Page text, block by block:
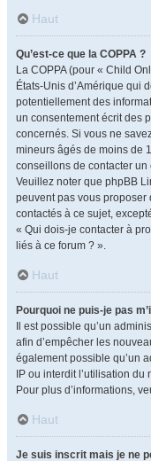
Haut
Qu’est-ce que la COPPA ?
La COPPA (pour « Child
États-Unis d’Amérique qui
potentiellement des
un consentement écrit des
concernés. Si vous ne
mineurs âgés de moins de
conseillons de contacter
Veuillez noter que phpBB
peuvent pas vous proposer
contactés à ce sujet,
« Qui dois-je contacter à
liés à ce forum ? ».
Haut
Pourquoi ne puis-je pas
Il est possible qu’un
afin d’empêcher les
également possible qu’un
IP ou interdit l’utilisation
Pour plus d’informations,
Haut
Je suis inscrit mais je ne